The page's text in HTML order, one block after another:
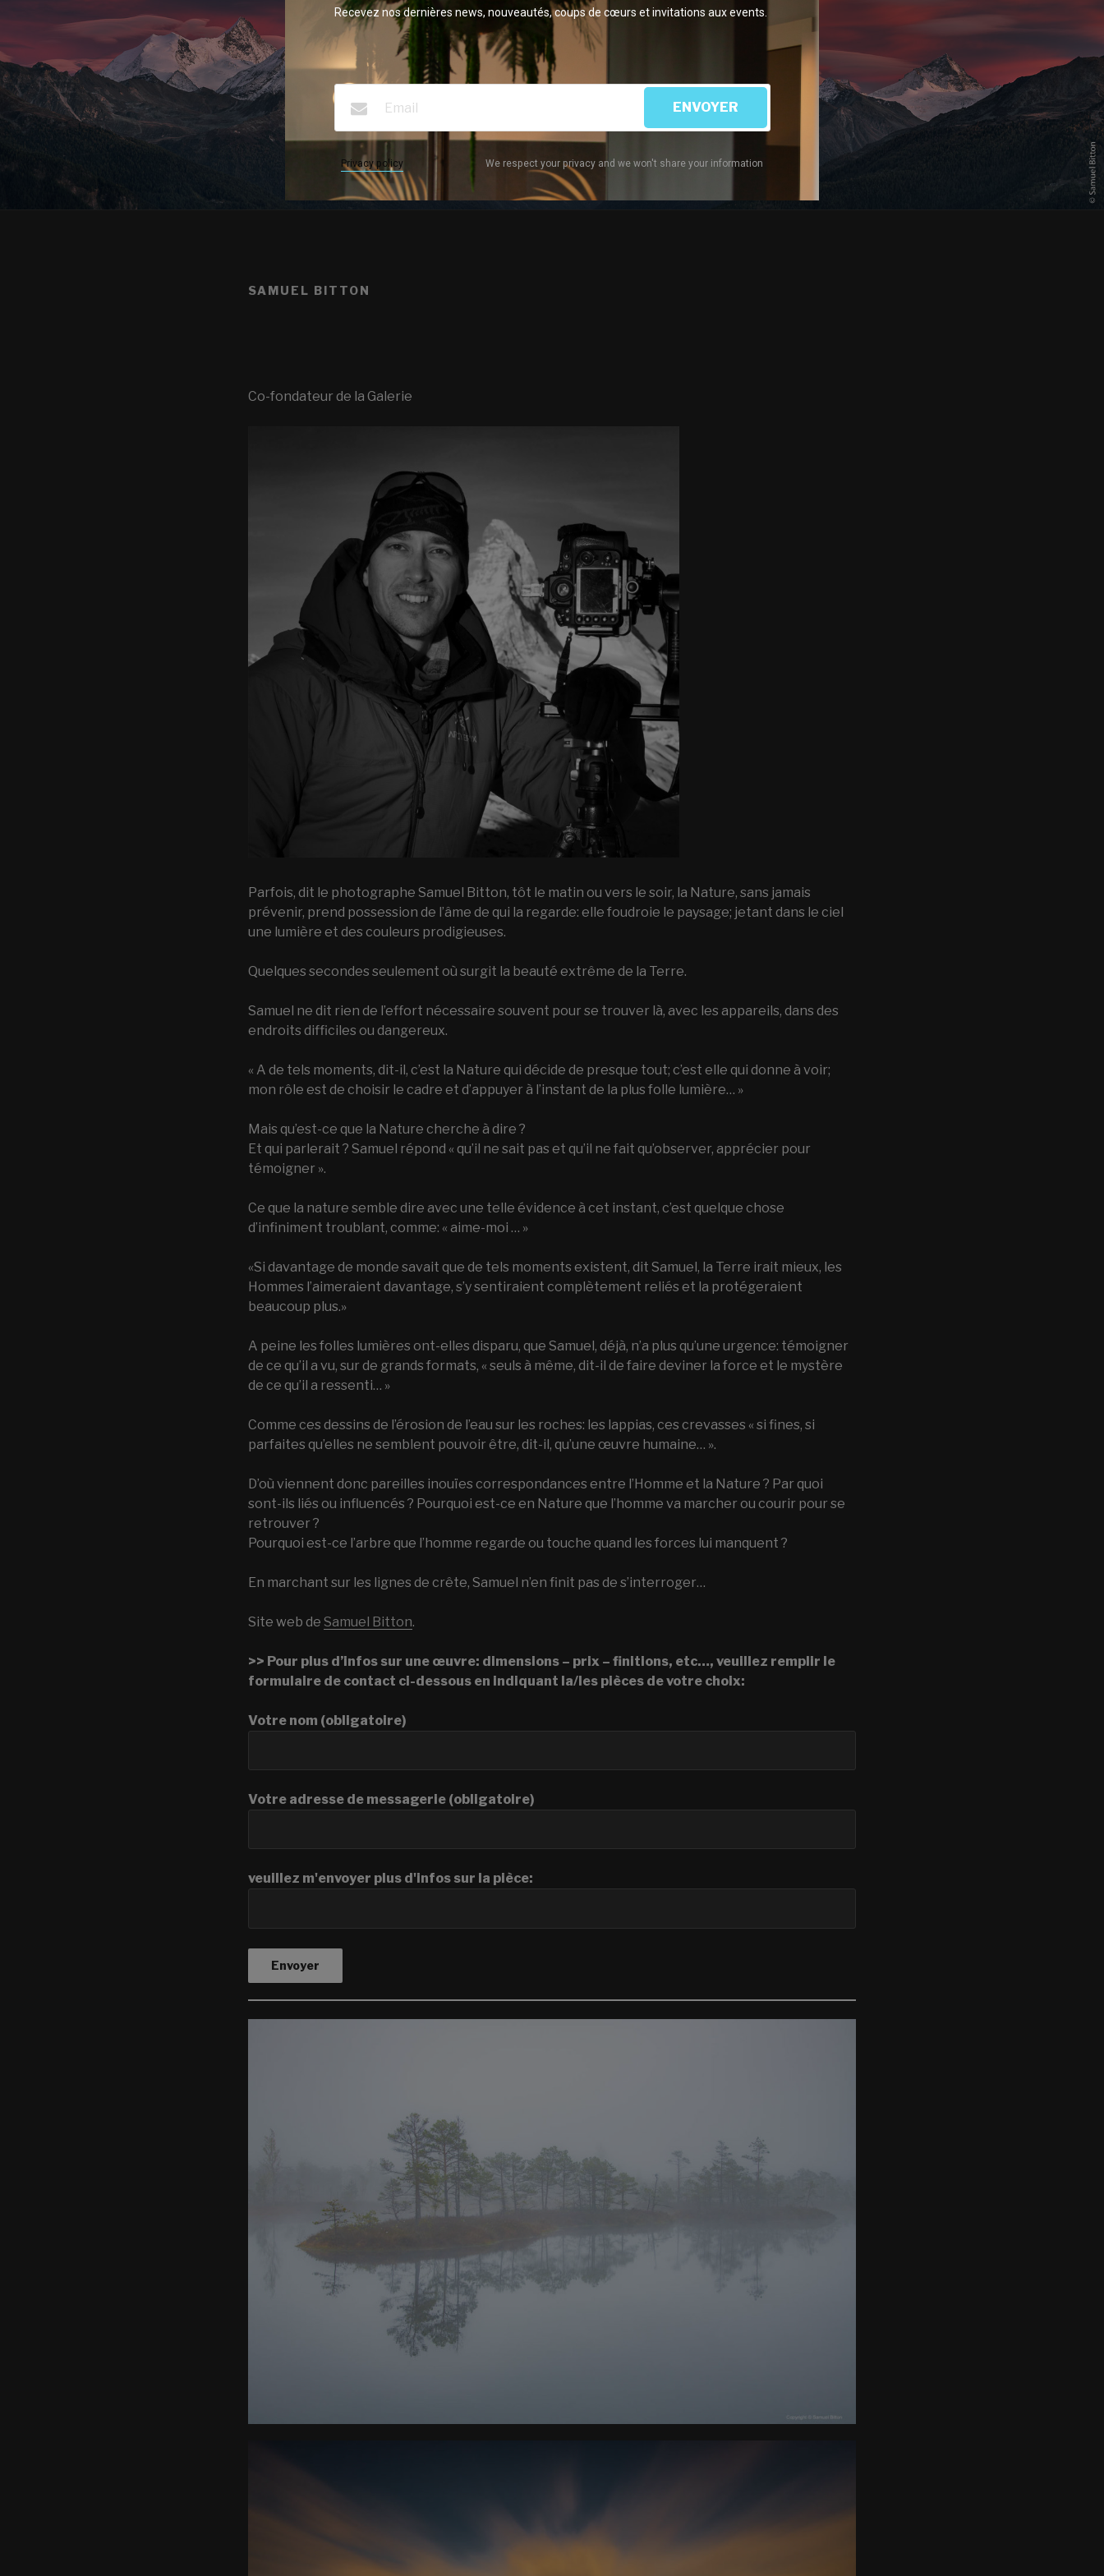
SAMUEL BITTON
Co-fondateur de la Galerie
Parfois, dit le photographe Samuel Bitton, tôt le matin ou vers le soir, la Nature, sans jamais
prévenir, prend possession de l’âme de qui la regarde: elle foudroie le paysage; jetant dans le ciel
une lumière et des couleurs prodigieuses.
Quelques secondes seulement où surgit la beauté extrême de la Terre.
Samuel ne dit rien de l’effort nécessaire souvent pour se trouver là, avec les appareils, dans des
endroits difficiles ou dangereux.
« A de tels moments, dit-il, c’est la Nature qui décide de presque tout; c’est elle qui donne à voir;
mon rôle est de choisir le cadre et d’appuyer à l’instant de la plus folle lumière… »
Mais qu’est-ce que la Nature cherche à dire ?
Et qui parlerait ? Samuel répond « qu’il ne sait pas et qu’il ne fait qu’observer, apprécier pour
témoigner ».
Ce que la nature semble dire avec une telle évidence à cet instant, c’est quelque chose
d’infiniment troublant, comme: « aime-moi … »
«Si davantage de monde savait que de tels moments existent, dit Samuel, la Terre irait mieux, les
Hommes l’aimeraient davantage, s’y sentiraient complètement reliés et la protégeraient
beaucoup plus.»
A peine les folles lumières ont-elles disparu, que Samuel, déjà, n’a plus qu’une urgence: témoigner
de ce qu’il a vu, sur de grands formats, « seuls à même, dit-il de faire deviner la force et le mystère
de ce qu’il a ressenti… »
Comme ces dessins de l’érosion de l’eau sur les roches: les lappias, ces crevasses « si fines, si
parfaites qu’elles ne semblent pouvoir être, dit-il, qu’une œuvre humaine… ».
D’où viennent donc pareilles inouïes correspondances entre l’Homme et la Nature ? Par quoi
sont-ils liés ou influencés ? Pourquoi est-ce en Nature que l’homme va marcher ou courir pour se
retrouver ?
Pourquoi est-ce l’arbre que l’homme regarde ou touche quand les forces lui manquent ?
En marchant sur les lignes de crête, Samuel n’en finit pas de s’interroger…
Site web de Samuel Bitton.
>> Pour plus d’infos sur une œuvre: dimensions – prix – finitions, etc…, veuillez remplir le
formulaire de contact ci-dessous en indiquant la/les pièces de votre choix:
Votre nom (obligatoire)
Votre adresse de messagerie (obligatoire)
veuillez m'envoyer plus d'infos sur la pièce:
Recevez nos dernières news, nouveautés, coups de cœurs et invitations aux events.
ENVOYER
Privacy policy We respect your privacy and we won't share your information